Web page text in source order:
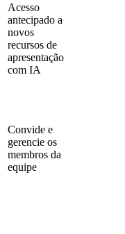
Acesso
antecipado a
novos
recursos de
apresentação
com IA
Convide e
gerencie os
membros da
equipe